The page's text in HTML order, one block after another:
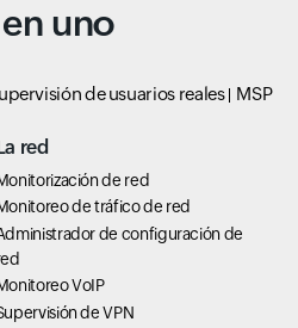
uno
de usuarios reales MSP
red
de red
de tráfico de red
de configuración de
VoIP
de VPN